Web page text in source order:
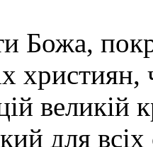
Божа,
християн,
великій
для